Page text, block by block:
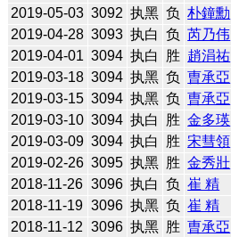
2019-05-03 3092 执黑 负 朴鐘勳
2019-04-28 3093 执白 负 芮乃伟
2019-04-01 3094 执白 胜 趙涓祐
2019-03-18 3094 执黑 负 曺承亞
2019-03-15 3094 执黑 负 曺承亞
2019-03-10 3094 执白 胜 金多瑛
2019-03-09 3094 执白 胜 宋彗領
2019-02-26 3095 执黑 胜 金秀壯
2018-11-26 3096 执白 负 崔 精
2018-11-19 3096 执黑 负 崔 精
2018-11-12 3096 执黑 胜 曺承亞